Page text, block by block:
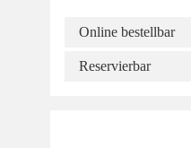
Online bestellbar
Reservierbar